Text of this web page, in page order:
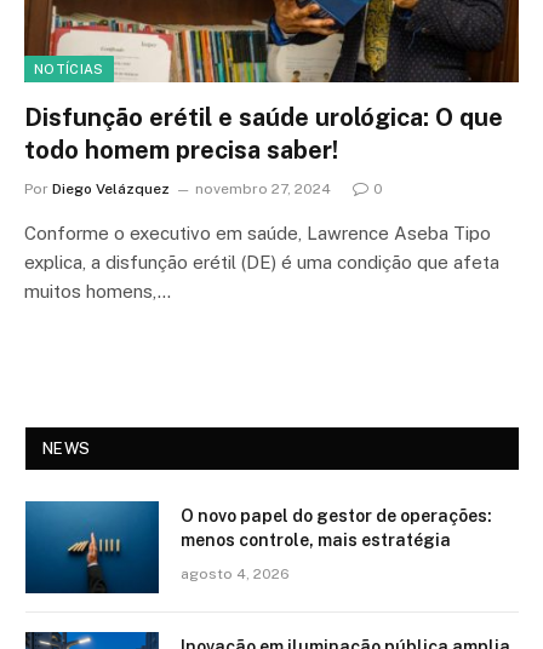
NOTÍCIAS
Disfunção erétil e saúde urológica: O que
todo homem precisa saber!
Por Diego Velázquez novembro 27, 2024 0
Conforme o executivo em saúde, Lawrence Aseba Tipo
explica, a disfunção erétil (DE) é uma condição que afeta
muitos homens,…
NEWS
O novo papel do gestor de operações:
menos controle, mais estratégia
agosto 4, 2026